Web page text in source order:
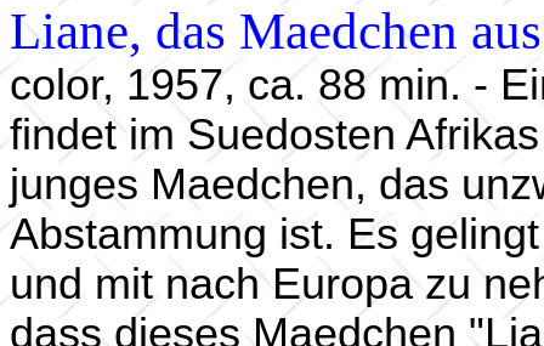
Liane, das Maedchen
color, 1957, ca. 88 min. -
findet im Suedosten
junges Maedchen, das
Abstammung ist. Es
und mit nach Europa zu
dass dieses Maedchen